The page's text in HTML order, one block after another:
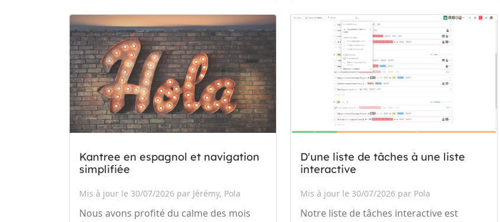
Kantree en espagnol et navigation
simplifiée
Mis à jour le 30/07/2026 par Jérémy, Pola
Nous avons profité du calme des mois
D'une liste de tâches à une liste
interactive
Mis à jour le 30/07/2026 par Pola
Notre liste de tâches interactive est